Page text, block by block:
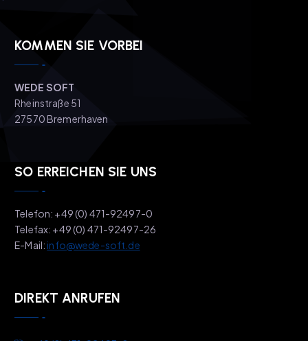
KOMMEN SIE VORBEI
WEDE SOFT
Rheinstraße 51
27570 Bremerhaven
SO ERREICHEN SIE UNS
Telefon: +49 (0) 471-92497-0
Telefax: +49 (0) 471-92497-26
E-Mail: info@wede-soft.de
DIREKT ANRUFEN